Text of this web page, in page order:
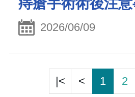
2026/06/09
|< < 1 2